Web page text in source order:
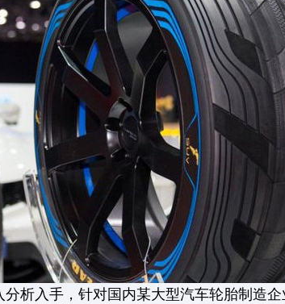
入手，针对国内某大型汽车轮胎制造企